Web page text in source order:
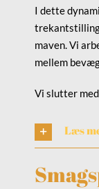
I dette
maven. Vi
mellem
Vi slutter
Læs